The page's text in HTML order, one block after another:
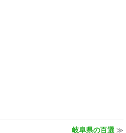
岐阜県の百選 ≫